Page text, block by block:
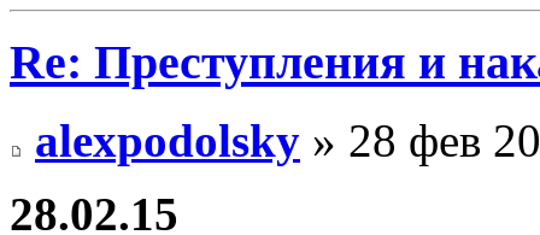
Re: Преступления и
alexpodolsky » 28 фев
28.02.15